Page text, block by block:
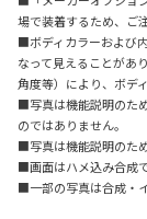
場で装着するため、ご
■ボディカラーおよび
なって見えることがあ
角度等）により、ボデ
■写真は機能説明のた
のではありません。
■写真は機能説明のた
■画面はハメ込み合成で
■一部の写真は合成・